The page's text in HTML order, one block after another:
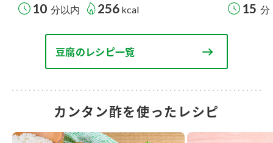
10 分以内 256 kcal 15 分
豆腐のレシピ一覧
カンタン酢を使ったレシピ